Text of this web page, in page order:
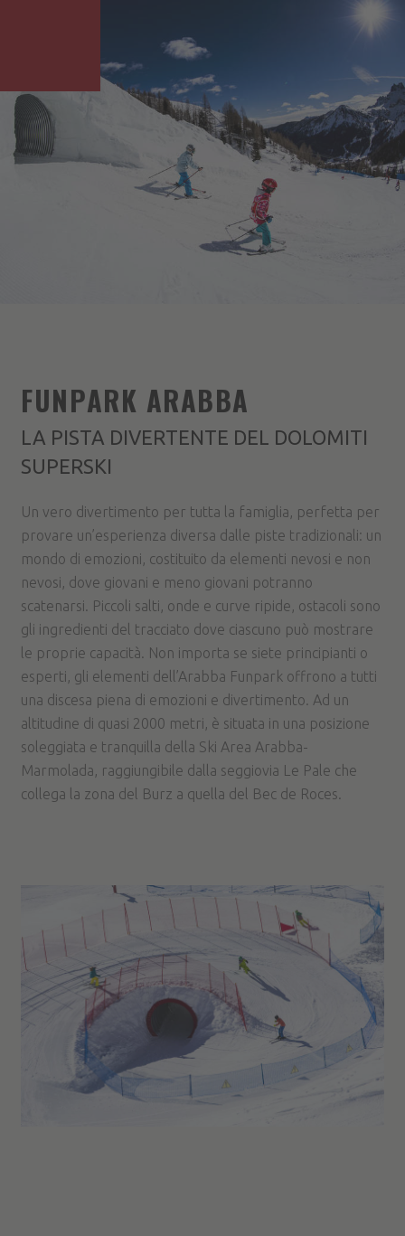
FUNPARK ARABBA
LA PISTA DIVERTENTE DEL DOLOMITI
SUPERSKI
Un vero divertimento per tutta la famiglia, perfetta per
provare un’esperienza diversa dalle piste tradizionali: un
mondo di emozioni, costituito da elementi nevosi e non
nevosi, dove giovani e meno giovani potranno
scatenarsi. Piccoli salti, onde e curve ripide, ostacoli sono
gli ingredienti del tracciato dove ciascuno può mostrare
le proprie capacità. Non importa se siete principianti o
esperti, gli elementi dell’Arabba Funpark offrono a tutti
una discesa piena di emozioni e divertimento. Ad un
altitudine di quasi 2000 metri, è situata in una posizione
soleggiata e tranquilla della Ski Area Arabba-
Marmolada, raggiungibile dalla seggiovia Le Pale che
collega la zona del Burz a quella del Bec de Roces.